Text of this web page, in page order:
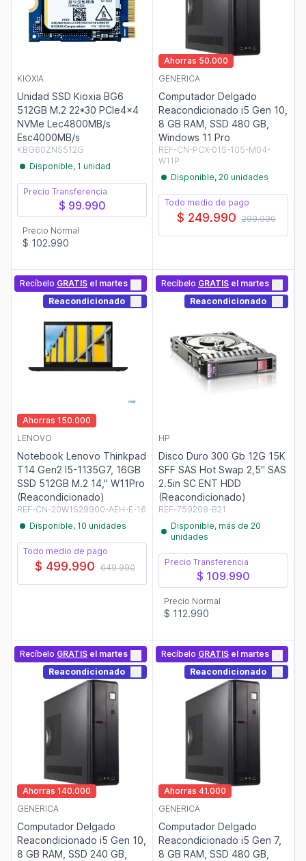
KIOXIA
Unidad SSD Kioxia BG6
512GB M.2 22*30 PCIe4x4
NVMe Lec4800MB/s
Esc4000MB/s
KBG60ZNS512G
Disponible, 1 unidad
Precio Transferencia
$ 99.990
Precio Normal
$ 102.990
Ahorras 50.000
GENERICA
Computador Delgado
Reacondicionado i5 Gen 10,
8 GB RAM, SSD 480 GB,
Windows 11 Pro
REF-CN-PCX-01S-105-M04-
W11P
Disponible, 20 unidades
Todo medio de pago
$ 249.990 299.990
Recíbelo GRATIS el martes
Reacondicionado
Ahorras 150.000
LENOVO
Notebook Lenovo Thinkpad
T14 Gen2 I5-1135G7, 16GB
SSD 512GB M.2 14," W11Pro
(Reacondicionado)
REF-CN-20W1S29900-AEH-E-16
Disponible, 10 unidades
Todo medio de pago
$ 499.990 649.990
Recíbelo GRATIS el martes
Reacondicionado
HP
Disco Duro 300 Gb 12G 15K
SFF SAS Hot Swap 2,5" SAS
2.5in SC ENT HDD
(Reacondicionado)
REF-759208-B21
Disponible, más de 20
unidades
Precio Transferencia
$ 109.990
Precio Normal
$ 112.990
Recíbelo GRATIS el martes
Reacondicionado
Ahorras 140.000
GENERICA
Computador Delgado
Reacondicionado i5 Gen 10,
8 GB RAM, SSD 240 GB,
Recíbelo GRATIS el martes
Reacondicionado
Ahorras 41.000
GENERICA
Computador Delgado
Reacondicionado i5 Gen 7,
8 GB RAM, SSD 480 GB,